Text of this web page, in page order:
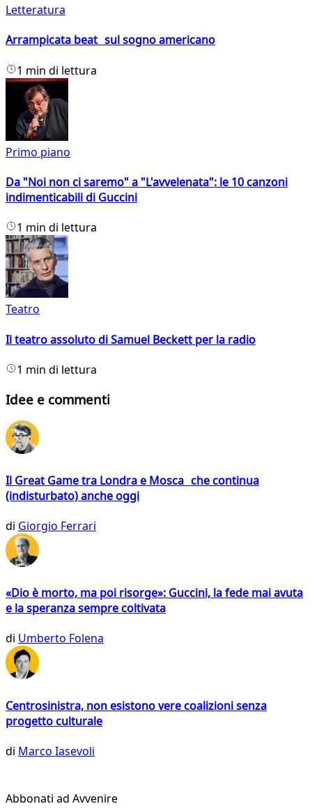
Letteratura
Arrampicata beat sul sogno americano
1 min di lettura
Primo piano
Da "Noi non ci saremo" a "L'avvelenata": le 10 canzoni
indimenticabili di Guccini
1 min di lettura
Teatro
Il teatro assoluto di Samuel Beckett per la radio
1 min di lettura
Idee e commenti
Il Great Game tra Londra e Mosca che continua
(indisturbato) anche oggi
di Giorgio Ferrari
«Dio è morto, ma poi risorge»: Guccini, la fede mai avuta
e la speranza sempre coltivata
di Umberto Folena
Centrosinistra, non esistono vere coalizioni senza
progetto culturale
di Marco Iasevoli
Abbonati ad Avvenire